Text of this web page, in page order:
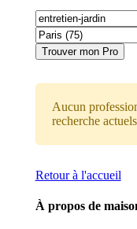
Trouver mon Pro
Aucun
recherche
Retour à l'accueil
À propos de